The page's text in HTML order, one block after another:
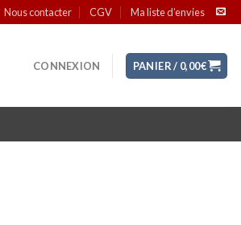
Nous contacter CGV Ma liste d’envies
CONNEXION PANIER / 0,00€